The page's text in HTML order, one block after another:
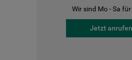
Wir sind Mo - Sa für
Jetzt anrufen